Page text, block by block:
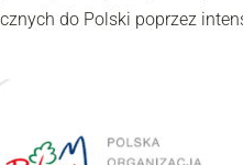
do Polski poprzez